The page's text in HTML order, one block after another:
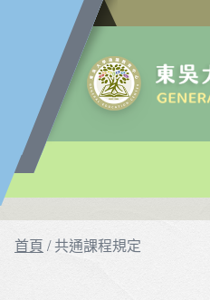
首頁 /共通課程規定